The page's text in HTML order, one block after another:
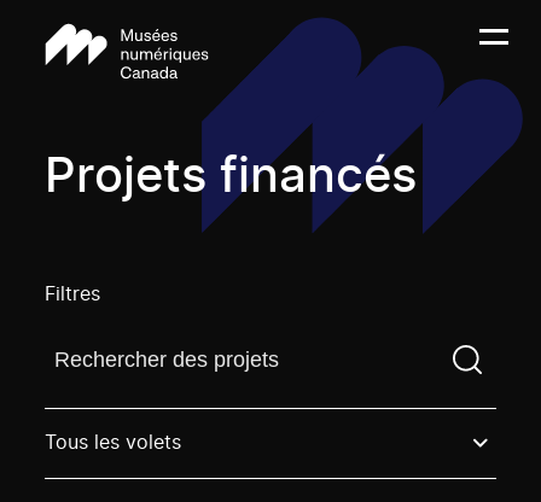
Projets financés
Filtres
Trouvez un projetVous devez saisir un terme de
Tous les volets